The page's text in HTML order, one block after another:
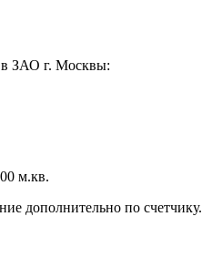
в ЗАО г. Москвы:
м.кв.
дополнительно по счетчику.